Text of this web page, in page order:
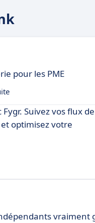
pour les PME
Suivez vos flux de
optimisez votre
vraiment